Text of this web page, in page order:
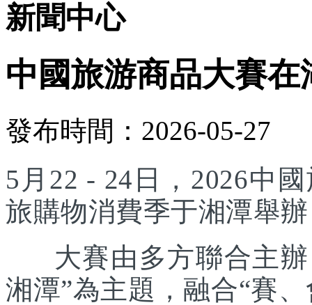
新聞中心
中國旅游商品大賽
發布時間：2026-05-27
5月22 - 24日，2026中
旅購物消費季于湘潭舉
大賽由多方聯合主辦
湘潭”為主題，融合“賽